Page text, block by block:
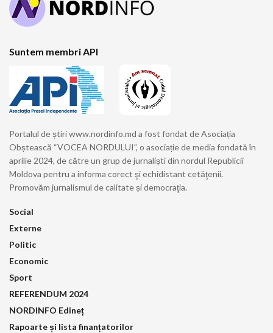
Suntem membri API
Portalul de știri www.nordinfo.md a fost fondat de Asociația
Obștească “VOCEA NORDULUI”, o asociație de media fondată în
aprilie 2024, de către un grup de jurnaliști din nordul Republicii
Moldova pentru a informa corect şi echidistant cetăţenii.
Promovăm jurnalismul de calitate și democraţia.
Social
Externe
Politic
Economic
Sport
REFERENDUM 2024
NORDINFO Edineț
Rapoarte și lista finanțatorilor